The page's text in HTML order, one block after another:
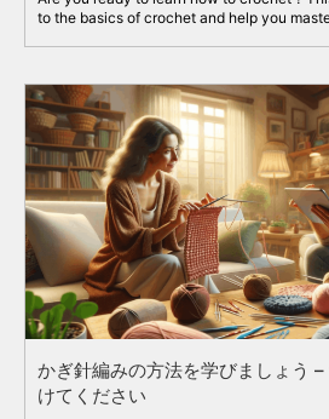
to the basics of crochet and help you
かぎ針編みの方法を学びましょう
けてください